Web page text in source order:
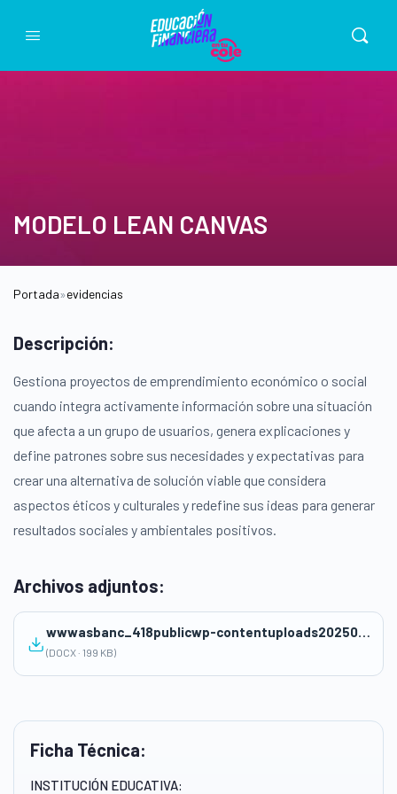
MODELO LEAN CANVAS
Portada»evidencias
Ficha Técnica:
INSTITUCIÓN EDUCATIVA:
Descripción:
Gestiona proyectos de emprendimiento económico o social
cuando integra activamente información sobre una situación
que afecta a un grupo de usuarios, genera explicaciones y
define patrones sobre sus necesidades y expectativas para
crear una alternativa de solución viable que considera
aspectos éticos y culturales y redefine sus ideas para generar
resultados sociales y ambientales positivos.
Archivos adjuntos:
wwwasbanc_418publicwp-contentuploads202506EDA-VIRGEN-VARGAS-SANCHEZ-12_55-pm.docx
(DOCX · 199 KB)